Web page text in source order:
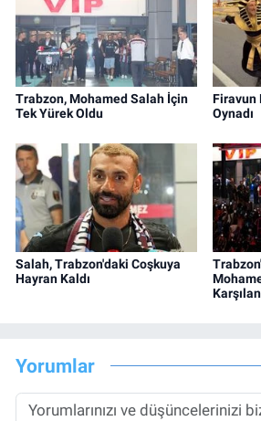
Trabzon, Mohamed Salah İçin
Tek Yürek Oldu
Firavun
Oynadı
Salah, Trabzon'daki Coşkuya
Hayran Kaldı
Yorumlar